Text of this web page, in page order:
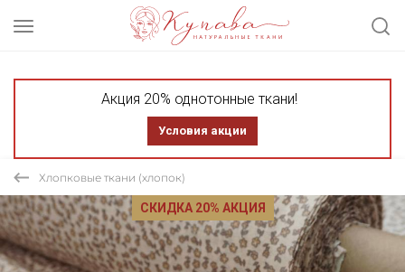
Акция 20% однотонные ткани!
Условия акции
Хлопковые ткани (хлопок)
СКИДКА 20% АКЦИЯ